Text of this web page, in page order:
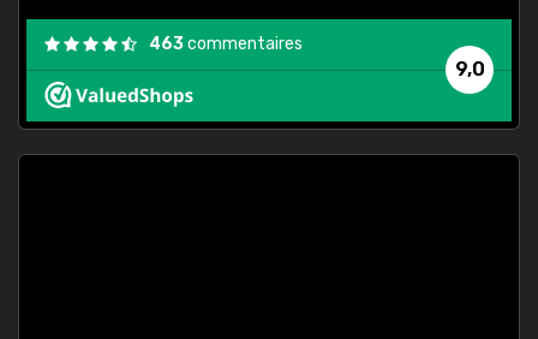
9,0
463commentaires